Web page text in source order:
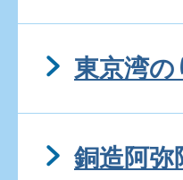
東京湾の
銅造阿弥